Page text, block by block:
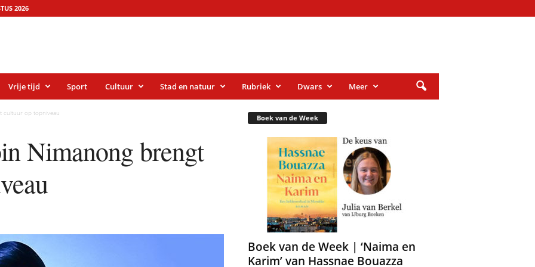
2026
Vrije tijd Sport Cultuur Stad en natuur Rubriek Dwars Meer
cultuur op topniveau
Nimanong brengt
Boek van de Week
Boek van de Week | ‘Naima en
Karim’ van Hassnae Bouazza